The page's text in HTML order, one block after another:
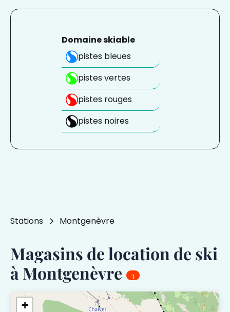
Domaine skiable
pistes bleues
pistes vertes
pistes rouges
pistes noires
Stations Montgenèvre
Magasins de location de ski
à Montgenèvre
3
+